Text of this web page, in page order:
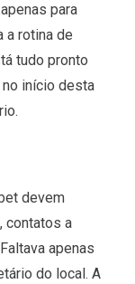
para
a rotina de
tudo pronto
no início desta
devem
contatos a
apenas
do local. A